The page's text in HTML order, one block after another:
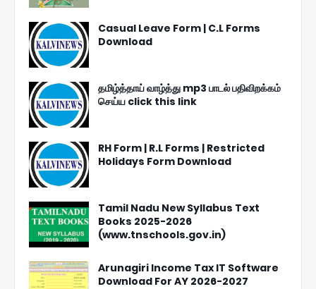
Casual Leave Form | C.L Forms
Download
தமிழ்த்தாய் வாழ்த்து mp3 பாடல் பதிவிறக்கம்
செய்ய click this link
RH Form | R.L Forms | Restricted
Holidays Form Download
Tamil Nadu New Syllabus Text
Books 2025-2026
(www.tnschools.gov.in)
Arunagiri Income Tax IT Software
Download For AY 2026-2027